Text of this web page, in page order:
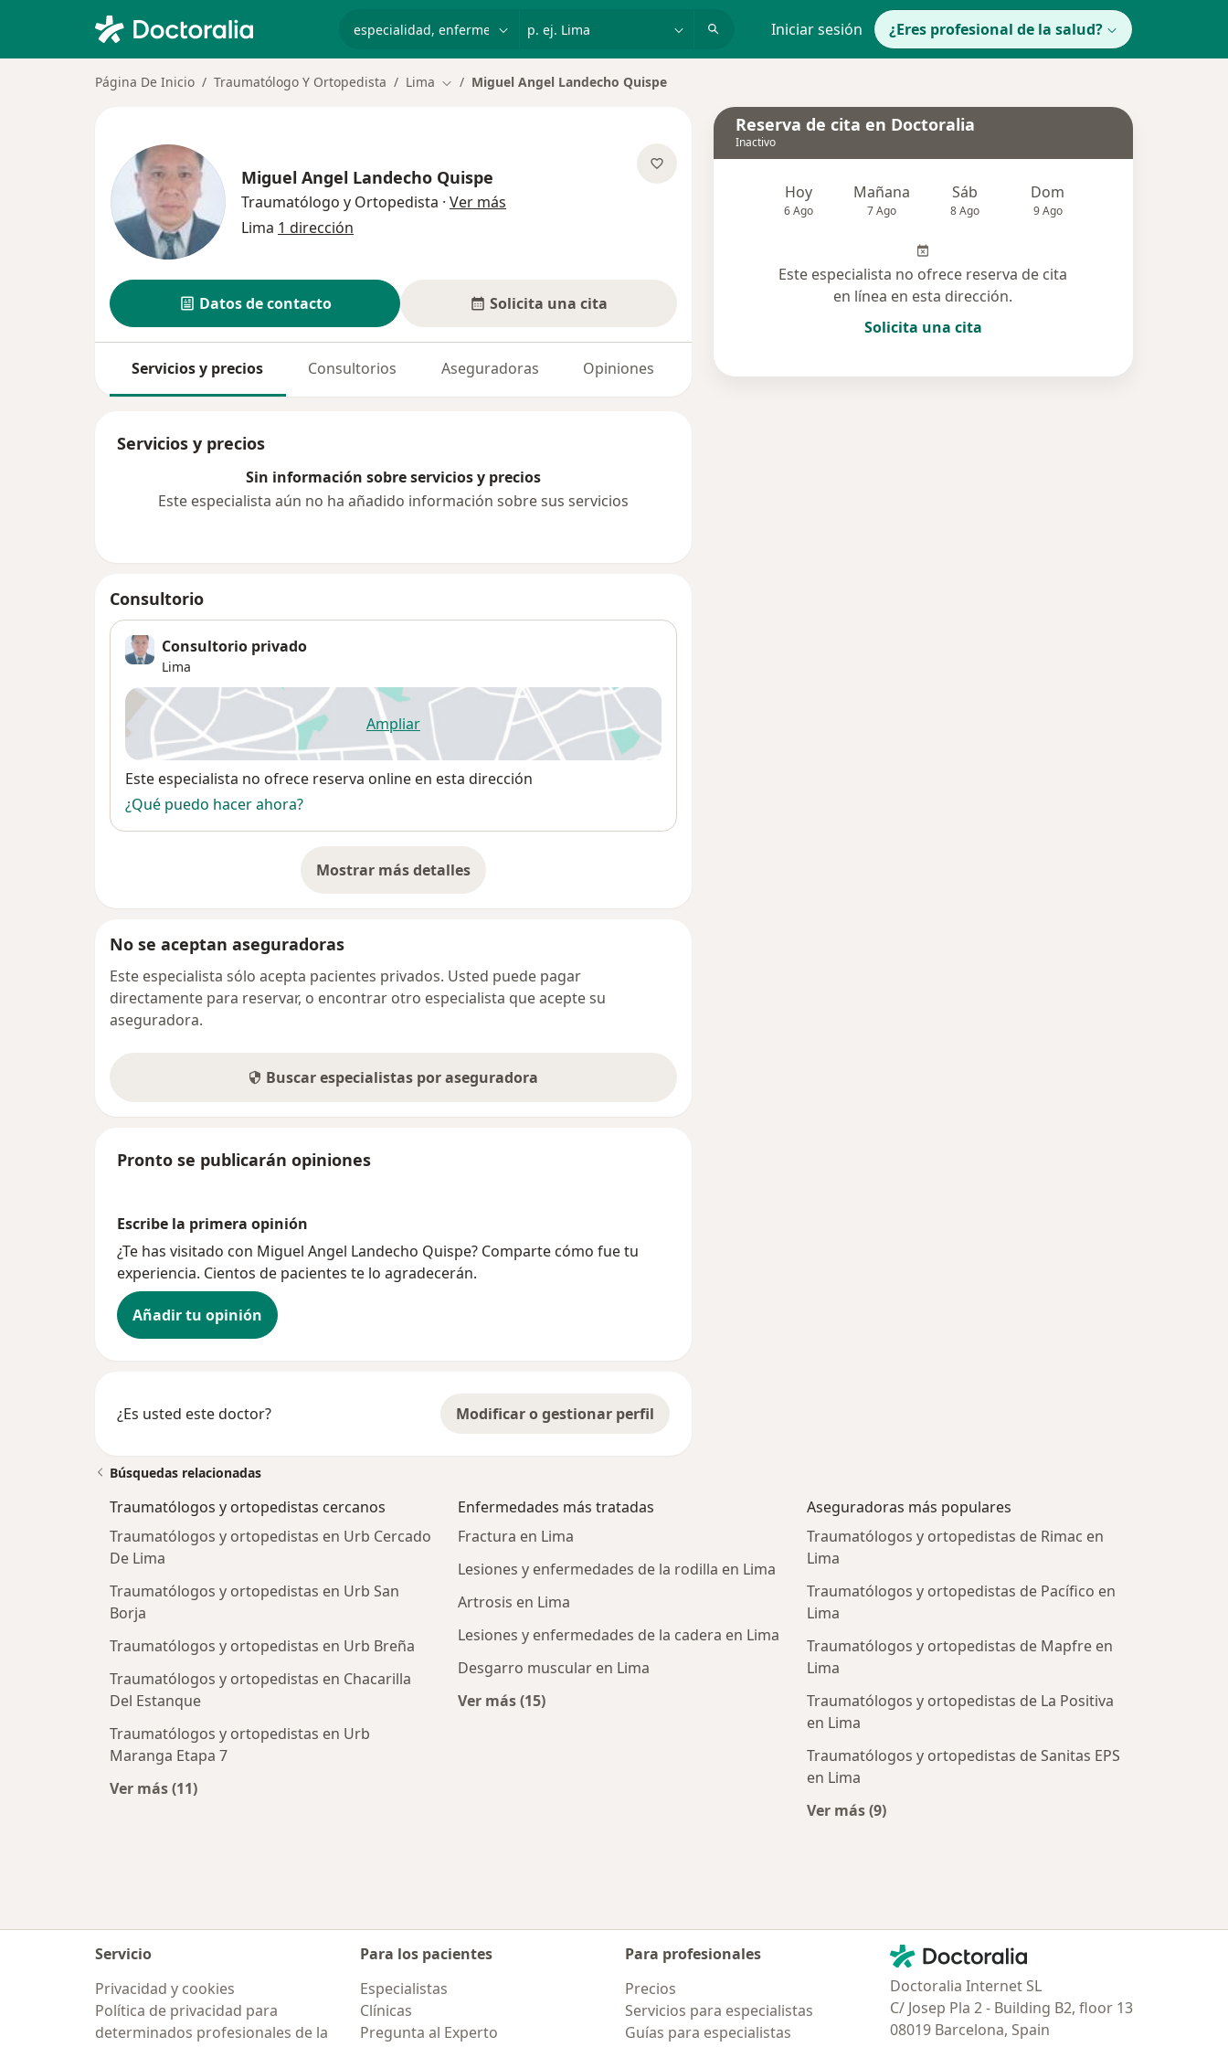
Iniciar sesión ¿Eres profesional de la salud?
Página De Inicio Traumatólogo Y Ortopedista Lima Cambiar de ciudad
Miguel Angel Landecho Quispe
Miguel Angel Landecho Quispe
Traumatólogo y Ortopedista · Ver más
Lima 1 dirección
Datos de contacto Solicita una cita
Servicios y precios Consultorios Aseguradoras Opiniones
Servicios y precios
Sin información sobre servicios y precios
Este especialista aún no ha añadido información sobre sus servicios
Consultorio
Consultorio privado
Lima
Ampliarse abre en una nueva pestaña
Disponibilidad
Este especialista no ofrece reserva online en esta dirección
¿Qué puedo hacer ahora?
Mostrar más detalles
sobre la dirección
No se aceptan aseguradoras
Este especialista sólo acepta pacientes privados. Usted puede pagar
directamente para reservar, o encontrar otro especialista que acepte su
aseguradora.
Buscar especialistas por aseguradora
Pronto se publicarán opiniones
Escribe la primera opinión
¿Te has visitado con Miguel Angel Landecho Quispe? Comparte cómo fue tu
experiencia. Cientos de pacientes te lo agradecerán.
Añadir tu opinión
¿Es usted este doctor? Modificar o gestionar perfil
Reserva de cita en Doctoralia
Inactivo
Hoy
6 Ago
Mañana
7 Ago
Sáb
8 Ago
Dom
9 Ago
Este especialista no ofrece reserva de cita
en línea en esta dirección.
Solicita una cita
Búsquedas relacionadas
Traumatólogos y ortopedistas cercanos
Traumatólogos y ortopedistas en Urb Cercado
De Lima
Traumatólogos y ortopedistas en Urb San
Borja
Traumatólogos y ortopedistas en Urb Breña
Traumatólogos y ortopedistas en Chacarilla
Del Estanque
Traumatólogos y ortopedistas en Urb
Maranga Etapa 7
Ver más (11)
Enfermedades más tratadas
Fractura en Lima
Lesiones y enfermedades de la rodilla en Lima
Artrosis en Lima
Lesiones y enfermedades de la cadera en Lima
Desgarro muscular en Lima
Ver más (15)
Más en esta categoría: Enfermedades más tratadas
Aseguradoras más populares
Traumatólogos y ortopedistas de Rimac en
Lima
Traumatólogos y ortopedistas de Pacífico en
Lima
Traumatólogos y ortopedistas de Mapfre en
Lima
Traumatólogos y ortopedistas de La Positiva
en Lima
Traumatólogos y ortopedistas de Sanitas EPS
en Lima
Ver más (9)
Servicio
Privacidad y cookies
Política de privacidad para
determinados profesionales de la
Para los pacientes
Especialistas
Clínicas
Pregunta al Experto
Para profesionales
Precios
Servicios para especialistas
Guías para especialistas
Contacto
Doctoralia - Página de inicio
Doctoralia Internet SL
C/ Josep Pla 2 - Building B2, floor 13
08019 Barcelona, Spain